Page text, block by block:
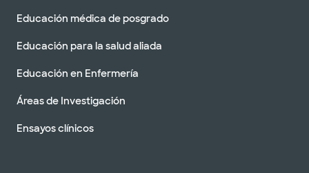
Educación médica de posgrado
Educación para la salud aliada
Educación en Enfermería
Áreas de Investigación
Ensayos clínicos